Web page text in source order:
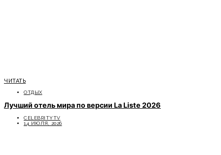
ЧИТАТЬ
ОТДЫХ
Лучший отель мира по версии La Liste 2026
CELEBRITYTV
14 ИЮЛЯ, 2026